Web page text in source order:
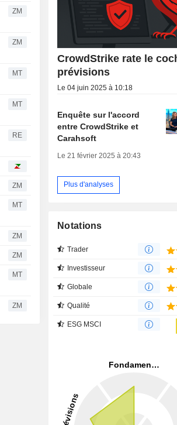
ZM
ZM
MT
MT
RE
ZM
MT
ZM
ZM
MT
ZM
CrowdStrike rate le
prévisions
Le 04 juin 2025 à 10:18
Enquête sur l'accord
entre CrowdStrike et
Carahsoft
Le 21 février 2025 à 20:43
Plus d'analyses
Notations
Trader
Investisseur
Globale
Qualité
ESG MSCI